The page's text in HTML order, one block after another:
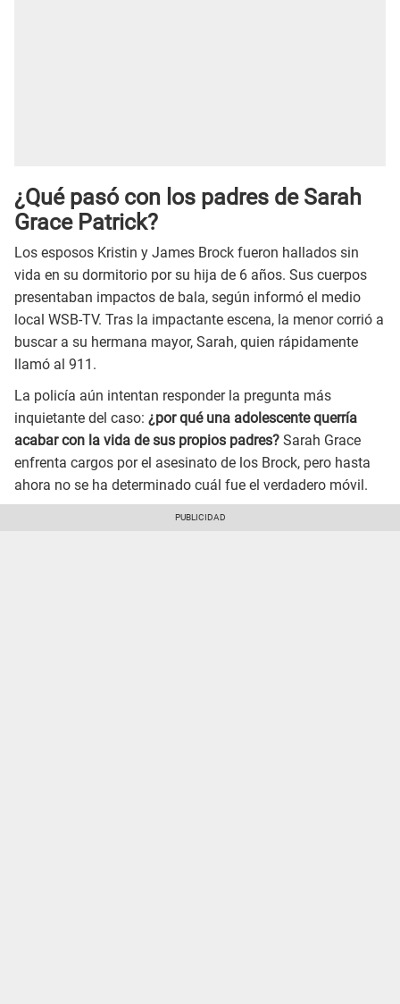
¿Qué pasó con los padres de Sarah
Grace Patrick?
Los esposos Kristin y James Brock fueron hallados sin
vida en su dormitorio por su hija de 6 años. Sus cuerpos
presentaban impactos de bala, según informó el medio
local WSB-TV. Tras la impactante escena, la menor corrió a
buscar a su hermana mayor, Sarah, quien rápidamente
llamó al 911.
La policía aún intentan responder la pregunta más
inquietante del caso: ¿por qué una adolescente querría
acabar con la vida de sus propios padres? Sarah Grace
enfrenta cargos por el asesinato de los Brock, pero hasta
ahora no se ha determinado cuál fue el verdadero móvil.